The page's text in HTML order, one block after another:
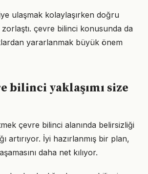
ulaşmak kolaylaşırken doğru
zorlaştı. çevre bilinci konusunda da
yararlanmak büyük önem
bilinci yaklaşımı size
çevre bilinci alanında belirsizliği
artırıyor. İyi hazırlanmış bir plan,
daha net kılıyor.